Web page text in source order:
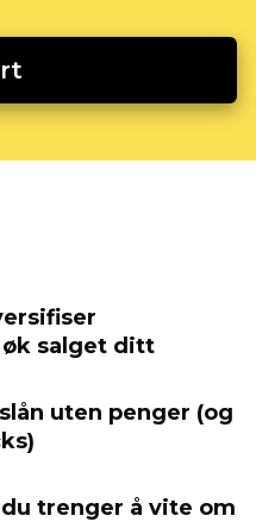
øk salget ditt
uten penger (og
trenger å vite om